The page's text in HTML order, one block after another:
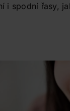
i spodní řasy,